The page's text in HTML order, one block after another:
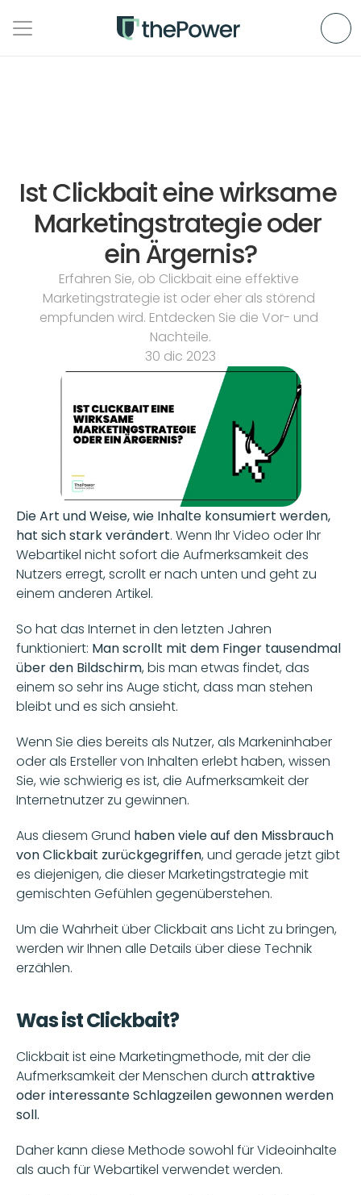
Ist Clickbait eine wirksame
Marketingstrategie oder
ein Ärgernis?
Erfahren Sie, ob Clickbait eine effektive
Marketingstrategie ist oder eher als störend
empfunden wird. Entdecken Sie die Vor- und
Nachteile.
30 dic 2023
Die Art und Weise, wie Inhalte konsumiert werden,
hat sich stark verändert. Wenn Ihr Video oder Ihr
Webartikel nicht sofort die Aufmerksamkeit des
Nutzers erregt, scrollt er nach unten und geht zu
einem anderen Artikel.
So hat das Internet in den letzten Jahren
funktioniert: Man scrollt mit dem Finger tausendmal
über den Bildschirm, bis man etwas findet, das
einem so sehr ins Auge sticht, dass man stehen
bleibt und es sich ansieht.
Wenn Sie dies bereits als Nutzer, als Markeninhaber
oder als Ersteller von Inhalten erlebt haben, wissen
Sie, wie schwierig es ist, die Aufmerksamkeit der
Internetnutzer zu gewinnen.
Aus diesem Grund haben viele auf den Missbrauch
von Clickbait zurückgegriffen, und gerade jetzt gibt
es diejenigen, die dieser Marketingstrategie mit
gemischten Gefühlen gegenüberstehen.
Um die Wahrheit über Clickbait ans Licht zu bringen,
werden wir Ihnen alle Details über diese Technik
erzählen.
Was ist Clickbait?
Clickbait ist eine Marketingmethode, mit der die
Aufmerksamkeit der Menschen durch attraktive
oder interessante Schlagzeilen gewonnen werden
soll.
Daher kann diese Methode sowohl für Videoinhalte
als auch für Webartikel verwendet werden.